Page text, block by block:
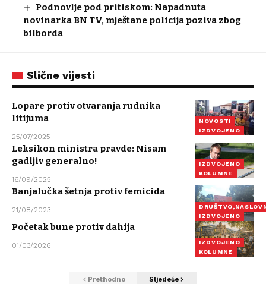
Podnovlje pod pritiskom: Napadnuta
novinarka BN TV, mještane policija poziva zbog
bilborda
Slične vijesti
NOVOSTI
IZDVOJENO
Lopare protiv otvaranja rudnika
litijuma
25/07/2025
IZDVOJENO
KOLUMNE
Leksikon ministra pravde: Nisam
gadljiv generalno!
16/09/2025
IZDVOJENO
Banjalučka šetnja protiv femicida
21/08/2023
IZDVOJENO
KOLUMNE
Početak bune protiv dahija
01/03/2026
Prethodno Sljedeće